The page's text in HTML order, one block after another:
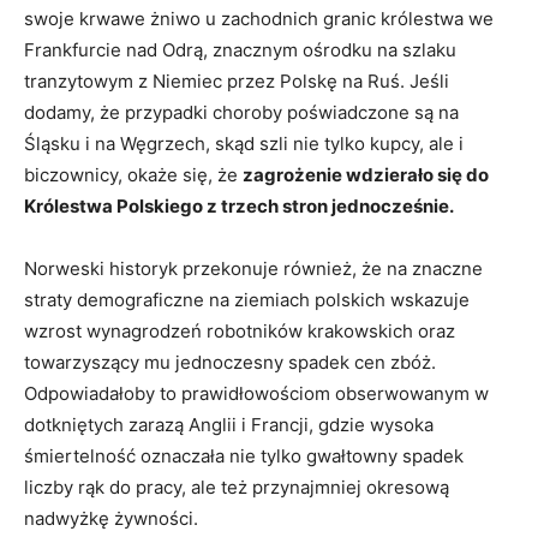
swoje krwawe żniwo u zachodnich granic królestwa we
Frankfurcie nad Odrą, znacznym ośrodku na szlaku
tranzytowym z Niemiec przez Polskę na Ruś. Jeśli
dodamy, że przypadki choroby poświadczone są na
Śląsku i na Węgrzech, skąd szli nie tylko kupcy, ale i
biczownicy, okaże się, że zagrożenie wdzierało się do
Królestwa Polskiego z trzech stron jednocześnie.
Norweski historyk przekonuje również, że na znaczne
straty demograficzne na ziemiach polskich wskazuje
wzrost wynagrodzeń robotników krakowskich oraz
towarzyszący mu jednoczesny spadek cen zbóż.
Odpowiadałoby to prawidłowościom obserwowanym w
dotkniętych zarazą Anglii i Francji, gdzie wysoka
śmiertelność oznaczała nie tylko gwałtowny spadek
liczby rąk do pracy, ale też przynajmniej okresową
nadwyżkę żywności.